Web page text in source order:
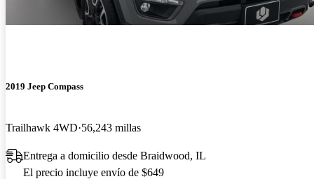
2019 Jeep Compass
Trailhawk 4WD 56,243 millas
Entrega a domicilio desde Braidwood, IL
El precio incluye envío de $649